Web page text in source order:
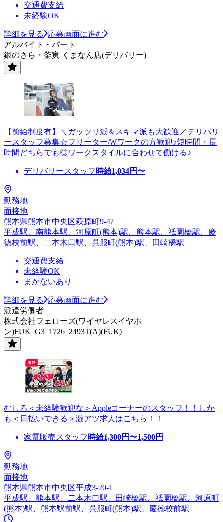
交通費支給
未経験OK
詳細を見る
応募画面に進む
アルバイト・パート
銀のさら・釜寅 くまなん店(デリバリー)
【前給制度有】＼ガッツリ派＆スキマ派も大歓迎／デリバリ
ースタッフ募集☆フリーター/Wワークの方歓迎♪短時間・長
時間どちらでも◎ワークスタイルに合わせて働ける♪
デリバリースタッフ 時給1,034円〜
勤務地
面接地
熊本県熊本市中央区萩原町9-47
平成駅、南熊本駅、河原町(熊本)駅、熊本駅、祗園橋駅、慶
徳校前駅、二本木口駅、呉服町(熊本)駅、田崎橋駅
交通費支給
未経験OK
まかないあり
詳細を見る
応募画面に進む
派遣労働者
株式会社フェローズ(ワイヤレスイヤホ
ン)FUK_G3_1726_2493T(A)(FUK)
むしろ＜未経験歓迎な＞Appleコーナーのスタッフ！！しか
も＜日払いできる＞激アツ求人はこちら！！
家電販売スタッフ 時給1,300円〜1,500円
勤務地
面接地
熊本県熊本市中央区平成3-20-1
平成駅、熊本駅、二本木口駅、田崎橋駅、祗園橋駅、河原町
(熊本)駅、熊本駅前駅、呉服町(熊本)駅、慶徳校前駅